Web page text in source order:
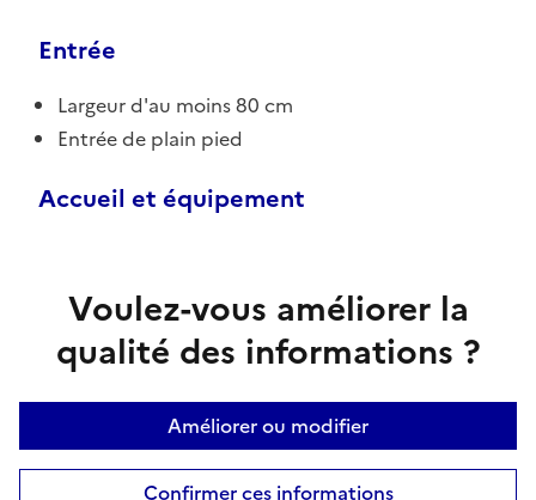
Entrée
Largeur d'au moins 80 cm
Entrée de plain pied
Accueil et équipement
Voulez-vous améliorer la
qualité des informations ?
Améliorer ou modifier
Confirmer ces informations